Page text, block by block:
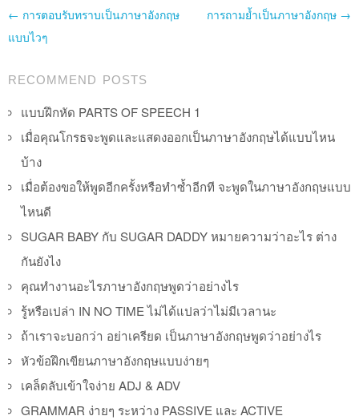
Post navigation
← การตอบรับทราบเป็นภาษาอังกฤษ
แบบไวๆ
การถามย้ำเป็นภาษาอังกฤษ →
RECOMMEND POSTS
แบบฝึกหัด PARTS OF SPEECH 1
เมื่อคุณโกรธจะพูดและแสดงออกเป็นภาษาอังกฤษได้แบบไหน
บ้าง
เมื่อต้องขอให้พูดอีกครั้งหรือทำซ้ำอีกที จะพูดในภาษาอังกฤษแบบ
ไหนดี
SUGAR BABY กับ SUGAR DADDY หมายความว่าอะไร ต่าง
กันยังไง
คุณทำงานอะไรภาษาอังกฤษพูดว่าอย่างไร
รู้หรือเปล่า IN NO TIME ไม่ได้แปลว่าไม่มีเวลานะ
ถ้าเราจะบอกว่า อย่าเครียด เป็นภาษาอังกฤษพูดว่าอย่างไร
หัวข้อฝึกเขียนภาษาอังกฤษแบบง่ายๆ
เคล็ดลับเข้าใจง่าย ADJ & ADV
GRAMMAR ง่ายๆ ระหว่าง PASSIVE และ ACTIVE